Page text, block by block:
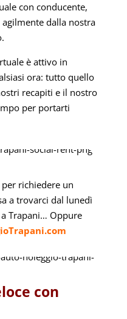
con conducente,
dalla nostra
è attivo in
ora: tutto quello
recapiti e il nostro
per portarti
richiedere un
a trovarci dal lunedì
Trapani… Oppure
con